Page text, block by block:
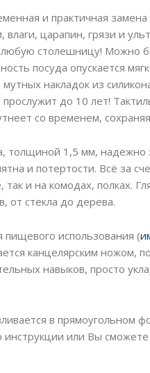
и практичная
царапин, грязи и
столешницу! Можно
посуда опускается
накладок из
до 10 лет!
со временем,
толщиной 1,5 мм,
и потертости. Всё за
и на комодах, полках.
от стекла до дерева.
пищевого использования (
канцелярским ножом,
навыков, просто
в прямоугольном
или Вы